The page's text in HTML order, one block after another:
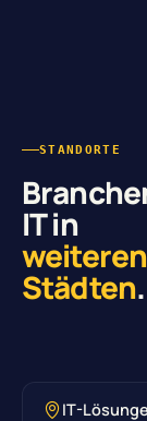
STANDORTE
IT in
weiteren
Städten.
IT-